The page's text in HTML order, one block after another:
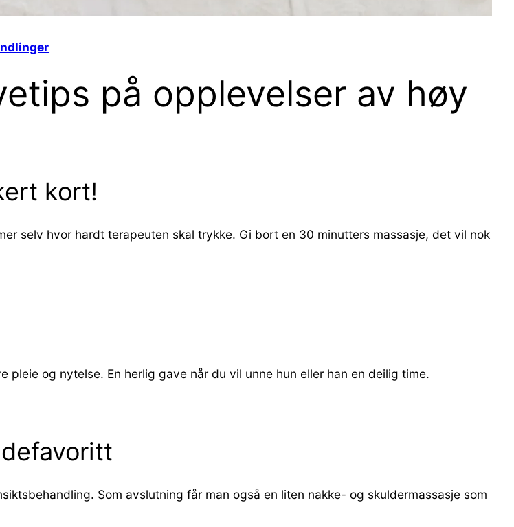
på opplevelser av høy
kort!
selv hvor hardt terapeuten skal trykke. Gi bort en 30 minutters massasje, det vil nok
og nytelse. En herlig gave når du vil unne hun eller han en deilig time.
Som avslutning får man også en liten nakke- og skuldermassasje som